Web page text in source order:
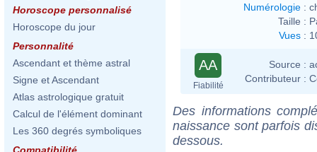
Horoscope personnalisé
Horoscope du jour
Personnalité
Ascendant et thème astral
Signe et Ascendant
Atlas astrologique gratuit
Calcul de l'élément dominant
Les 360 degrés symboliques
Numérologie :
Taille :
Vues :
AA
Fiabilité
Source :
Contributeur :
Des informations
naissance sont parfois
dessous.